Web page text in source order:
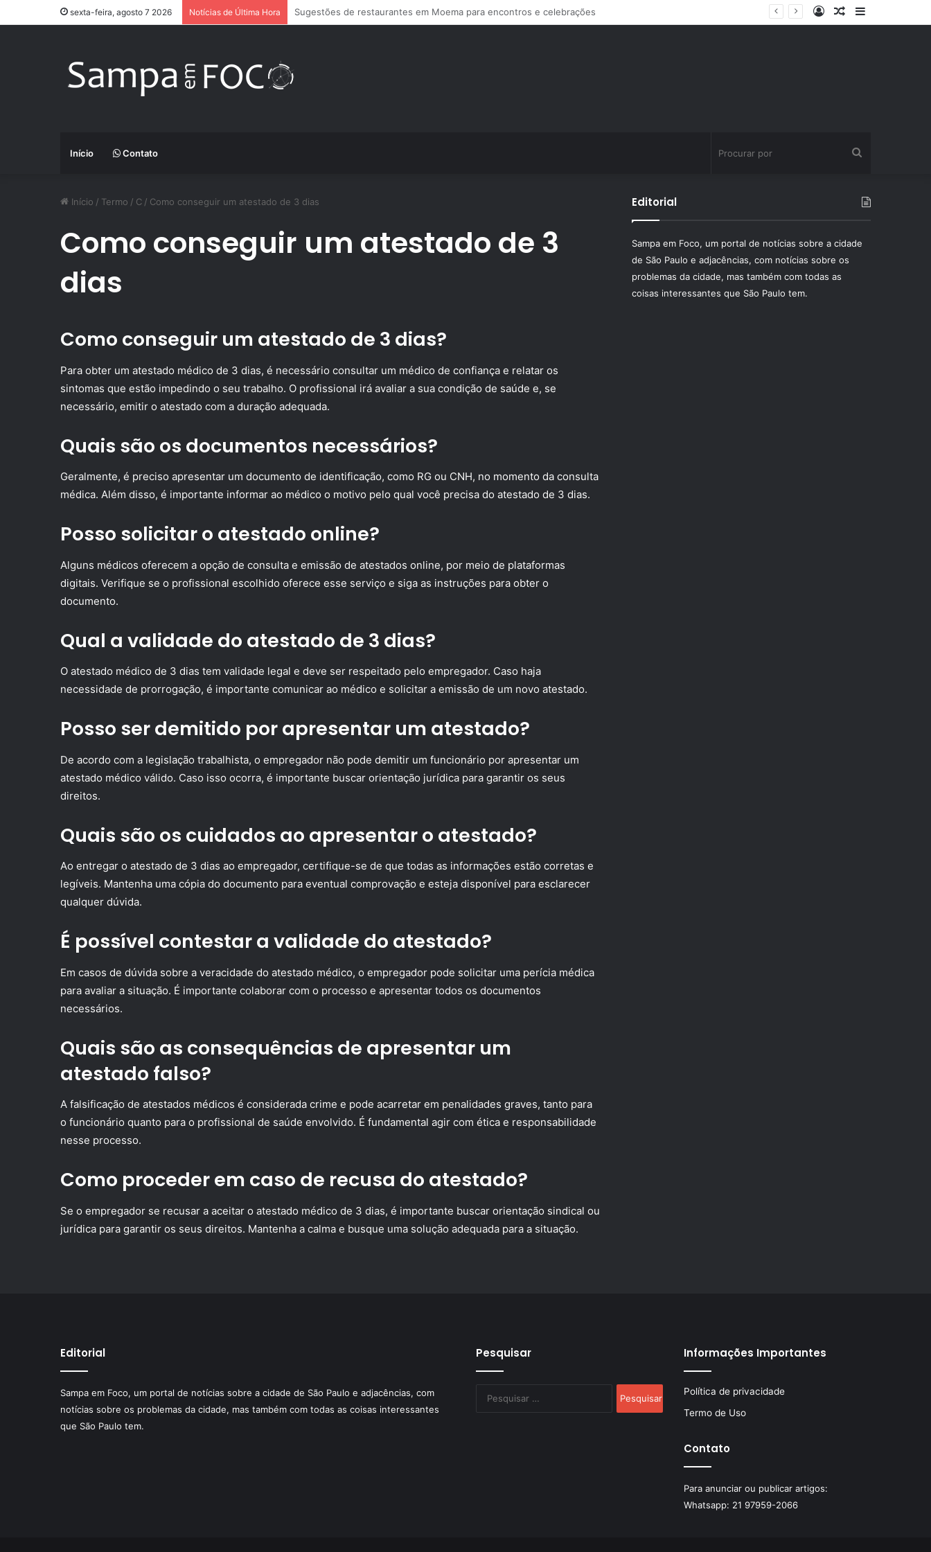
sexta-feira, agosto 7 2026 Notícias de Última Hora Apps de treino personalizado crescem no Brasil e impulsionam modelo de assinatura fitness
Barra
Artigo
Entrar
Início Contato
por
Início / Termo / C / Como conseguir um atestado de 3 dias
Como conseguir um atestado de 3
dias
Como conseguir um atestado de 3 dias?
Para obter um atestado médico de 3 dias, é necessário consultar um médico de confiança e relatar os
sintomas que estão impedindo o seu trabalho. O profissional irá avaliar a sua condição de saúde e, se
necessário, emitir o atestado com a duração adequada.
Quais são os documentos necessários?
Geralmente, é preciso apresentar um documento de identificação, como RG ou CNH, no momento da consulta
médica. Além disso, é importante informar ao médico o motivo pelo qual você precisa do atestado de 3 dias.
Posso solicitar o atestado online?
Alguns médicos oferecem a opção de consulta e emissão de atestados online, por meio de plataformas
digitais. Verifique se o profissional escolhido oferece esse serviço e siga as instruções para obter o
documento.
Qual a validade do atestado de 3 dias?
O atestado médico de 3 dias tem validade legal e deve ser respeitado pelo empregador. Caso haja
necessidade de prorrogação, é importante comunicar ao médico e solicitar a emissão de um novo atestado.
Posso ser demitido por apresentar um atestado?
De acordo com a legislação trabalhista, o empregador não pode demitir um funcionário por apresentar um
atestado médico válido. Caso isso ocorra, é importante buscar orientação jurídica para garantir os seus
direitos.
Quais são os cuidados ao apresentar o atestado?
Ao entregar o atestado de 3 dias ao empregador, certifique-se de que todas as informações estão corretas e
legíveis. Mantenha uma cópia do documento para eventual comprovação e esteja disponível para esclarecer
qualquer dúvida.
É possível contestar a validade do atestado?
Em casos de dúvida sobre a veracidade do atestado médico, o empregador pode solicitar uma perícia médica
para avaliar a situação. É importante colaborar com o processo e apresentar todos os documentos
necessários.
Quais são as consequências de apresentar um
atestado falso?
A falsificação de atestados médicos é considerada crime e pode acarretar em penalidades graves, tanto para
o funcionário quanto para o profissional de saúde envolvido. É fundamental agir com ética e responsabilidade
nesse processo.
Como proceder em caso de recusa do atestado?
Se o empregador se recusar a aceitar o atestado médico de 3 dias, é importante buscar orientação sindical ou
jurídica para garantir os seus direitos. Mantenha a calma e busque uma solução adequada para a situação.
Editorial
Sampa em Foco, um portal de notícias sobre a cidade
de São Paulo e adjacências, com notícias sobre os
problemas da cidade, mas também com todas as
coisas interessantes que São Paulo tem.
Editorial
Sampa em Foco, um portal de notícias sobre a cidade de São Paulo e adjacências, com
notícias sobre os problemas da cidade, mas também com todas as coisas interessantes
que São Paulo tem.
Pesquisar
por:
Informações Importantes
Política de privacidade
Termo de Uso
Contato
Para anunciar ou publicar artigos:
Whatsapp: 21 97959-2066